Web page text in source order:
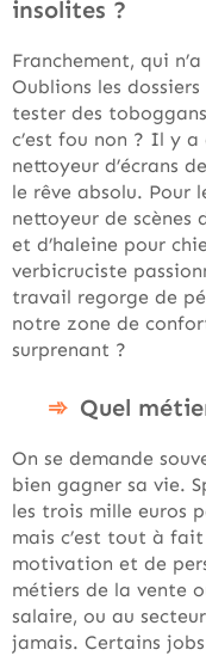
insolites ?
Franchement, qui
Oublions les
tester des
c’est fou non ? Il y
nettoyeur d’écrans
le rêve absolu. Pour
nettoyeur de scènes
et d’haleine pour
verbicruciste
travail regorge de
notre zone de
surprenant ?
Quel
On se demande
bien gagner sa vie.
les trois mille euros
mais c’est tout à
motivation et de
métiers de la vente
salaire, ou au
jamais. Certains